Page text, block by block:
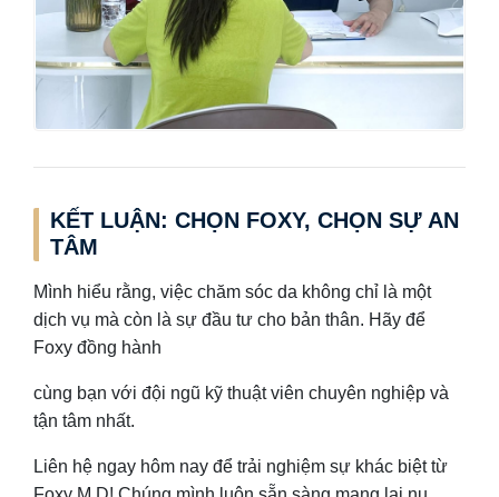
KẾT LUẬN: CHỌN FOXY, CHỌN SỰ AN
TÂM
Mình hiểu rằng, việc chăm sóc da không chỉ là một
dịch vụ mà còn là sự đầu tư cho bản thân. Hãy để
Foxy đồng hành
cùng bạn với đội ngũ kỹ thuật viên chuyên nghiệp và
tận tâm nhất.
Liên hệ ngay hôm nay để trải nghiệm sự khác biệt từ